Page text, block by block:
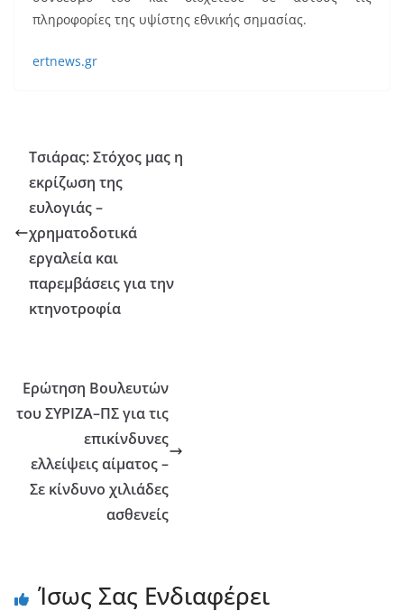
πληροφορίες της υψίστης εθνικής σημασίας.
ertnews.gr
Τσιάρας: Στόχος μας η
εκρίζωση της
ευλογιάς –
χρηματοδοτικά
εργαλεία και
παρεμβάσεις για την
κτηνοτροφία
Ερώτηση Βουλευτών
του ΣΥΡΙΖΑ–ΠΣ για τις
επικίνδυνες
ελλείψεις αίματος –
Σε κίνδυνο χιλιάδες
ασθενείς
Ίσως Σας Ενδιαφέρει